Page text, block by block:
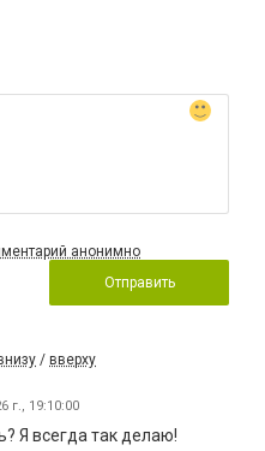
анонимно
Отправить
/ вверху
г., 19:10:00
Я всегда так делаю!